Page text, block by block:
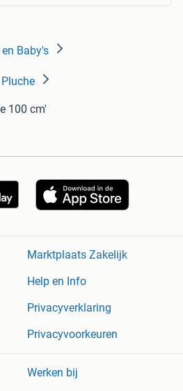
Baby's
100 cm'
Marktplaats Zakelijk
Help en Info
Privacyverklaring
Privacyvoorkeuren
Werken bij